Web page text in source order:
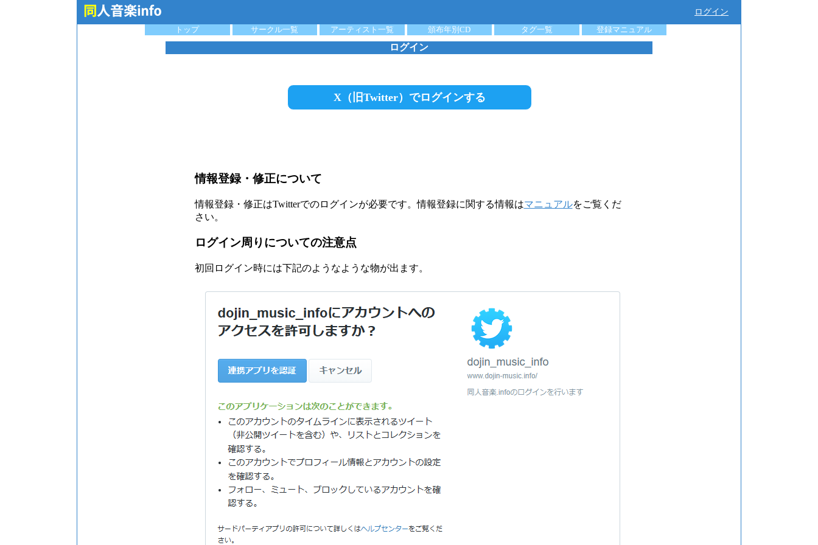
ログイン
トップ
サークル一覧 アーティスト一覧 頒布年別CD タグ一覧 登録マニュアル
ログイン
X（旧Twitter）でログインする
情報登録・修正について
情報登録・修正はTwitterでのログインが必要です。情報登録に関する情報はマニュアルをご覧くだ
さい。
ログイン周りについての注意点
初回ログイン時には下記のようなような物が出ます。